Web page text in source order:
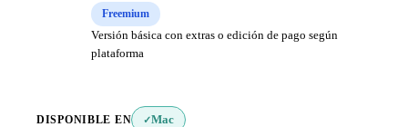
Freemium
Versión básica con extras o edición de pago según
plataforma
DISPONIBLE EN ✓Mac